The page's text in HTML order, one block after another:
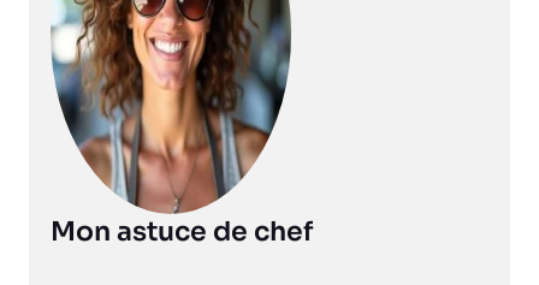
Mon astuce de chef